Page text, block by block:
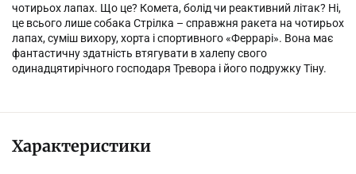
чотирьох лапах. Що це? Комета, болід чи реактивний літак? Ні,
це всього лише собака Стрілка – справж­ня ракета на чотирьох
лапах, суміш вихору, хорта і спортивного «Феррарі». Вона має
фантастичну здатність втягувати в ха­лепу свого
одинадцятирічного господаря Тревора і його подружку Тіну.
Характеристики